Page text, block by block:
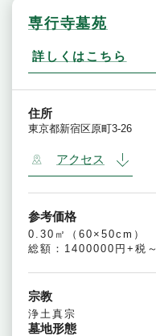
専行寺墓苑
詳しくはこちら
住所
東京都新宿区原町3-26
アクセス
参考価格
0.30㎡（60×50cm）
総額：1400000円+税～
宗教
浄土真宗
墓地形態